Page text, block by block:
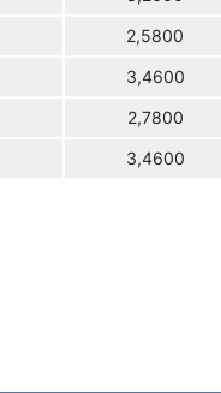
2,5800
3,4600
2,7800
3,4600